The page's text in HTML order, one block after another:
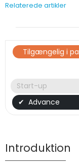
Relaterede artikler
Tilgængelig i
Start-up
Advance
Introduktion